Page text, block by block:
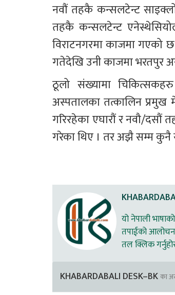
नवौं तहकै कन्सलटेन्ट
तहकै कन्सलटेन्ट
विराटनगरमा काजमा गएको
गतेदेखि उनी काजमा भरतपुर
ठूलो संख्यामा
अस्पतालका तत्कालिन प्रमुख
गरिरहेका एघारौं र नवौ/दसौं
गरेका थिए । तर अझै सम्म कुनै
यो नेपाली
तपाईको
तल क्लिक
KHABARDABALI DESK–BKका